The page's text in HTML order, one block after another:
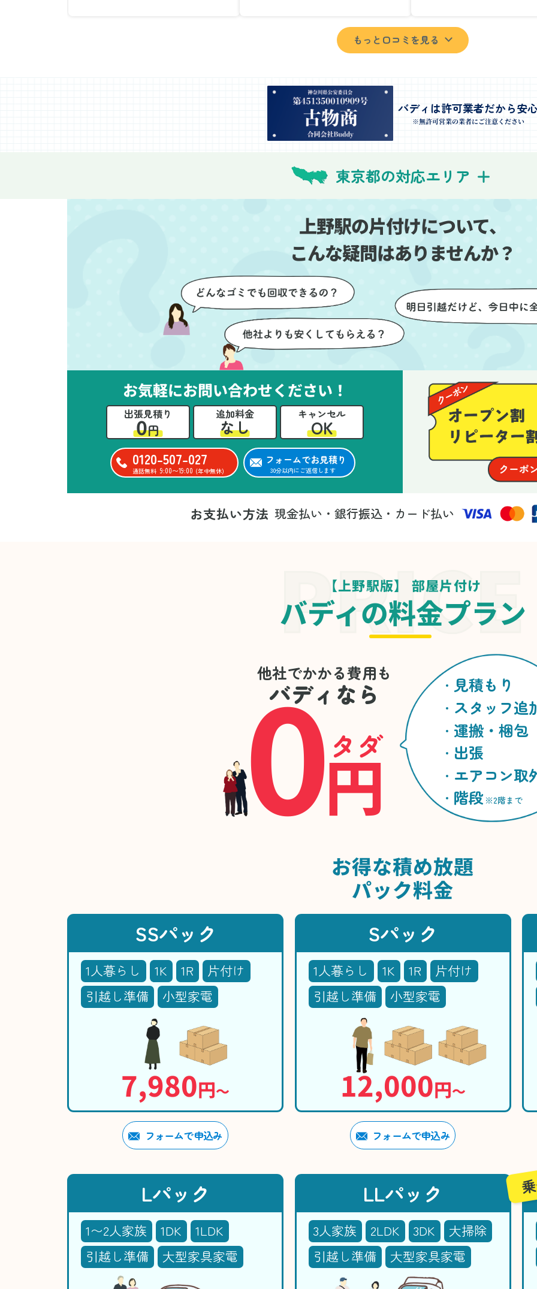
了後には部屋全体を清掃してい
ただき、まるで新しい家のよう
な清潔感に感動しました。
いものが多かったのですが、手
際よく対応していただき驚きま
ださり、作業の流れや注意点を
しっかり説明していただけたの
で、こちらも安心感を持って作
業を見守ることができました。
けないように細心の注意を払っ
かったです。作業が終わった後
には、こちらからお願いしなく
ても部屋を簡単に清掃していた
だけたのも好印象でした。
さらに、分別の仕方やリサイク
ル可能なものについても教えて
いただき、今後の片付けにも役
立つ知識が増えました。また何
ービスをありがとうございまし
た。
じてくださり、次回も
いしたいと思いました
特に、自分では持ち運
業を終えることができ
事前に見積もりを取っ
できました。引っ越し
とができました。
もっと口コミを見る
バディは許可業者だから安
※無許可営業の業者にご注意ください
東京都の対応エリア
上野駅の片付けについて、
こんな疑問はありませんか？
お気軽にお問い合わせください！
出張見積り
0円
追加料金
なし
キャンセル
OK
0120-507-027
通話無料 9:00〜19:00 (年中無休)
フォームでお見積り
30分以内にご返信します
お支払い方法 現金払い・銀行振込・カード払い
【上野駅版】 部屋片付け
バディの料金プラン
他社でかかる費用も
バディなら
0円
タダ
見積もり
スタッフ追
運搬・梱包
出張
エアコン取
階段 ※2階まで
お得な積め放題
パック料金
SSパック
1人暮らし 1K 1R
片付け
引越し準備
小型家電
7,980円〜
フォームで申込み
Sパック
1人暮らし 1K 1R
片付け
引越し準備
小型家電
12,000円〜
フォームで申込み
Lパック
1〜2人家族 1DK
1LDK
引越し準備
大型家具家電
LLパック
3人家族 2LDK 3DK
大掃除
引越し準備
大型家具家電